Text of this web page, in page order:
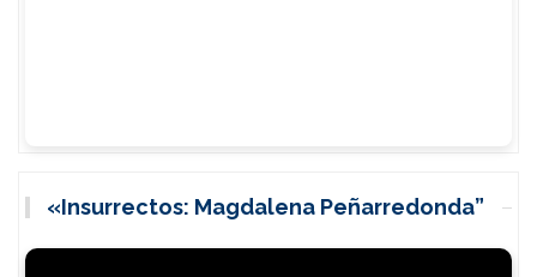
«Insurrectos: Magdalena Peñarredonda”